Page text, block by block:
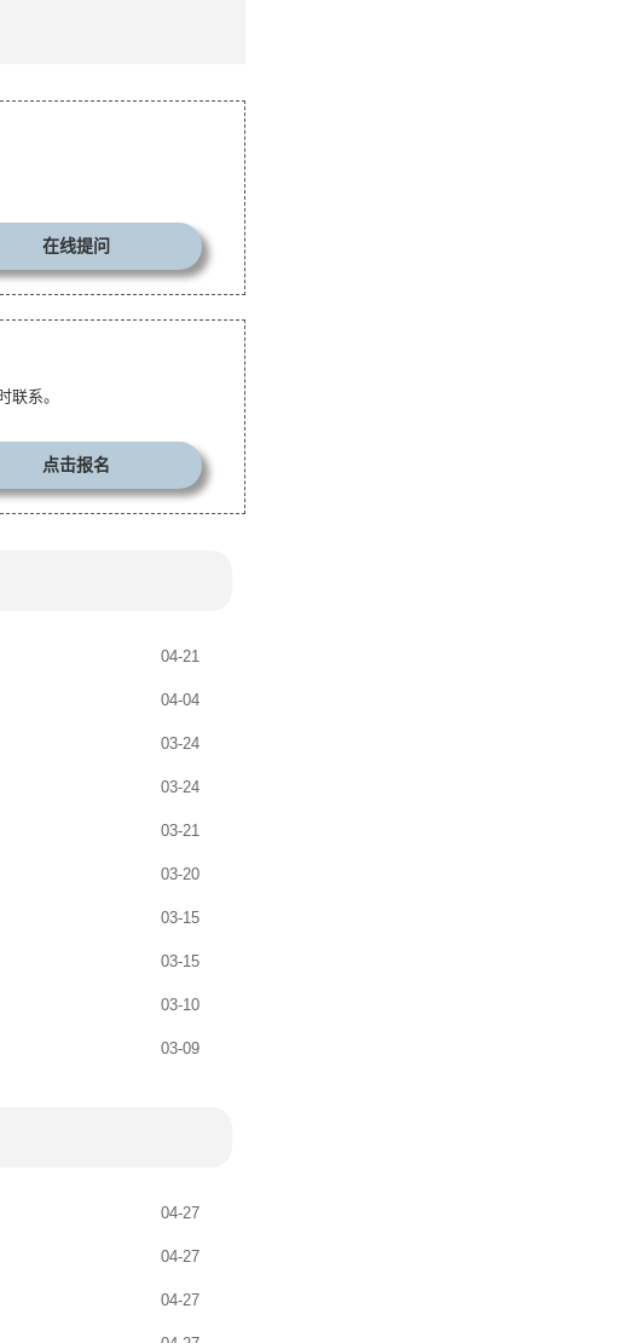
在线提问
联系。
点击报名
04-21
04-04
03-24
03-24
03-21
03-20
03-15
03-15
03-10
03-09
04-27
04-27
04-27